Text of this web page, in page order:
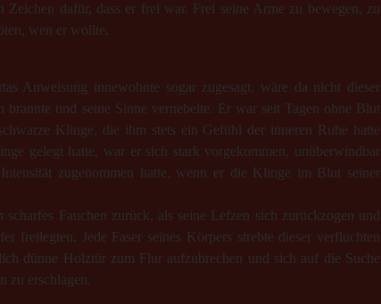
dafür, dass er frei war. Frei seine Arme zu bewegen, zu
wen er wollte.
Anweisung innewohnte sogar zugesagt, wäre da nicht dieser
und seine Sinne vernebelte. Er war seit Tagen ohne Blut
Klinge, die ihm stets ein Gefühl der inneren Ruhe hatte
gelegt hatte, war er sich stark vorgekommen, unüberwindbar
zugenommen hatte, wenn er die Klinge im Blut seiner
Fauchen zurück, als seine Lefzen sich zurückzogen und
freilegten. Jede Faser seines Körpers strebte dieser verfluchten
dünne Holztür zum Flur aufzubrechen und sich auf die Suche
zu erschlagen.